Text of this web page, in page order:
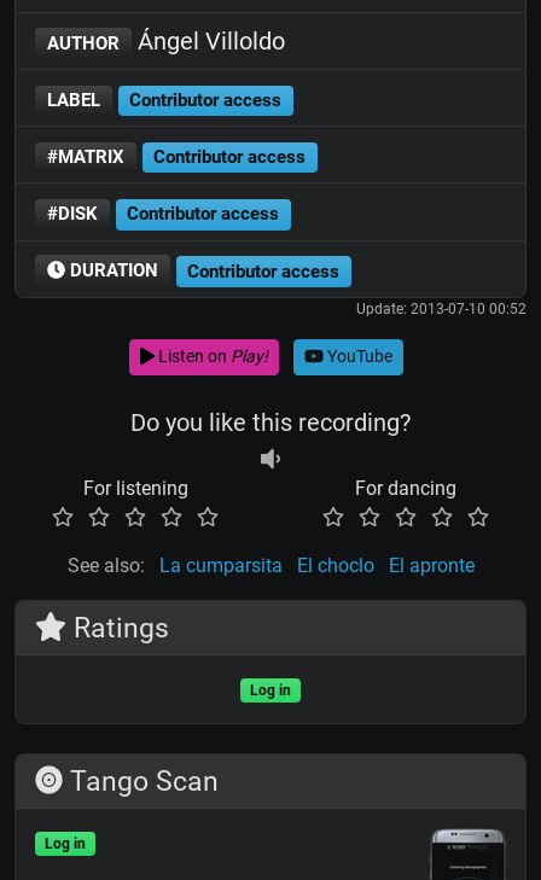
AUTHOR Ángel Villoldo
LABEL Contributor access
#MATRIX Contributor access
#DISK Contributor access
DURATION Contributor access
Update: 2013-07-10 00:52
Listen on Play! YouTube
Do you like this recording?
For listening For dancing
See also: La cumparsita El choclo El apronte
Ratings
Log in
Tango Scan
Log in